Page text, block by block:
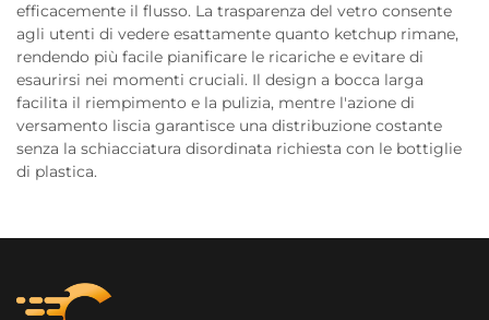
efficacemente il flusso. La trasparenza del vetro consente
agli utenti di vedere esattamente quanto ketchup rimane,
rendendo più facile pianificare le ricariche e evitare di
esaurirsi nei momenti cruciali. Il design a bocca larga
facilita il riempimento e la pulizia, mentre l'azione di
versamento liscia garantisce una distribuzione costante
senza la schiacciatura disordinata richiesta con le bottiglie
di plastica.